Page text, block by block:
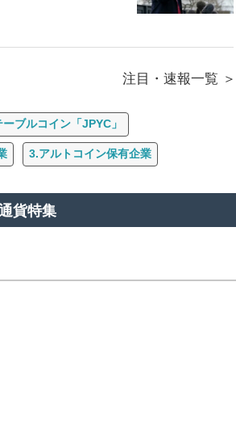
注目・速報一覧
ブルコイン「JPYC」
3.アルトコイン保有企業
貨特集